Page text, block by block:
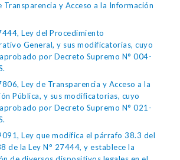
Transparencia y Acceso a la Información
Ley del Procedimiento
General, y sus modificatorias, cuyo
por Decreto Supremo N° 004-
Ley de Transparencia y Acceso a la
Pública, y sus modificatorias, cuyo
por Decreto Supremo N° 021-
Ley que modifica el párrafo 38.3 del
de la Ley N° 27444, y establece la